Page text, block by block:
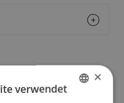
unsere
×
verwendet